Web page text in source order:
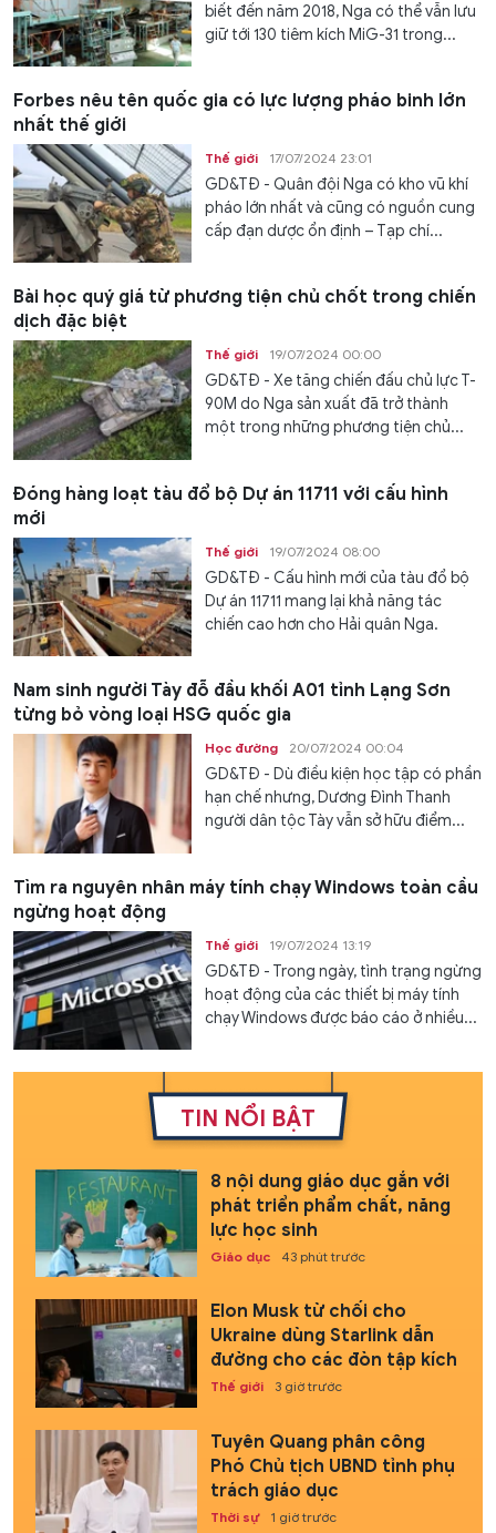
biết đến năm 2018, Nga có thể vẫn lưu
giữ tới 130 tiêm kích MiG-31 trong...
Forbes nêu tên quốc gia có lực lượng pháo binh lớn
nhất thế giới
Thế giới 17/07/2024 23:01
GD&TĐ - Quân đội Nga có kho vũ khí
pháo lớn nhất và cũng có nguồn cung
cấp đạn dược ổn định – Tạp chí...
Bài học quý giá từ phương tiện chủ chốt trong chiến
dịch đặc biệt
Thế giới 19/07/2024 00:00
GD&TĐ - Xe tăng chiến đấu chủ lực T-
90M do Nga sản xuất đã trở thành
một trong những phương tiện chủ...
Đóng hàng loạt tàu đổ bộ Dự án 11711 với cấu hình
mới
Thế giới 19/07/2024 08:00
GD&TĐ - Cấu hình mới của tàu đổ bộ
Dự án 11711 mang lại khả năng tác
chiến cao hơn cho Hải quân Nga.
Nam sinh người Tày đỗ đầu khối A01 tỉnh Lạng Sơn
từng bỏ vòng loại HSG quốc gia
Học đường 20/07/2024 00:04
GD&TĐ - Dù điều kiện học tập có phần
hạn chế nhưng, Dương Đình Thanh
người dân tộc Tày vẫn sở hữu điểm...
Tìm ra nguyên nhân máy tính chạy Windows toàn cầu
ngừng hoạt động
Thế giới 19/07/2024 13:19
GD&TĐ - Trong ngày, tình trạng ngừng
hoạt động của các thiết bị máy tính
chạy Windows được báo cáo ở nhiều...
TIN NỔI BẬT
8 nội dung giáo dục gắn với
phát triển phẩm chất, năng
lực học sinh
Giáo dục 43 phút trước
Elon Musk từ chối cho
Ukraine dùng Starlink dẫn
đường cho các đòn tập kích
Thế giới 3 giờ trước
Tuyên Quang phân công
Phó Chủ tịch UBND tỉnh phụ
trách giáo dục
Thời sự 1 giờ trước